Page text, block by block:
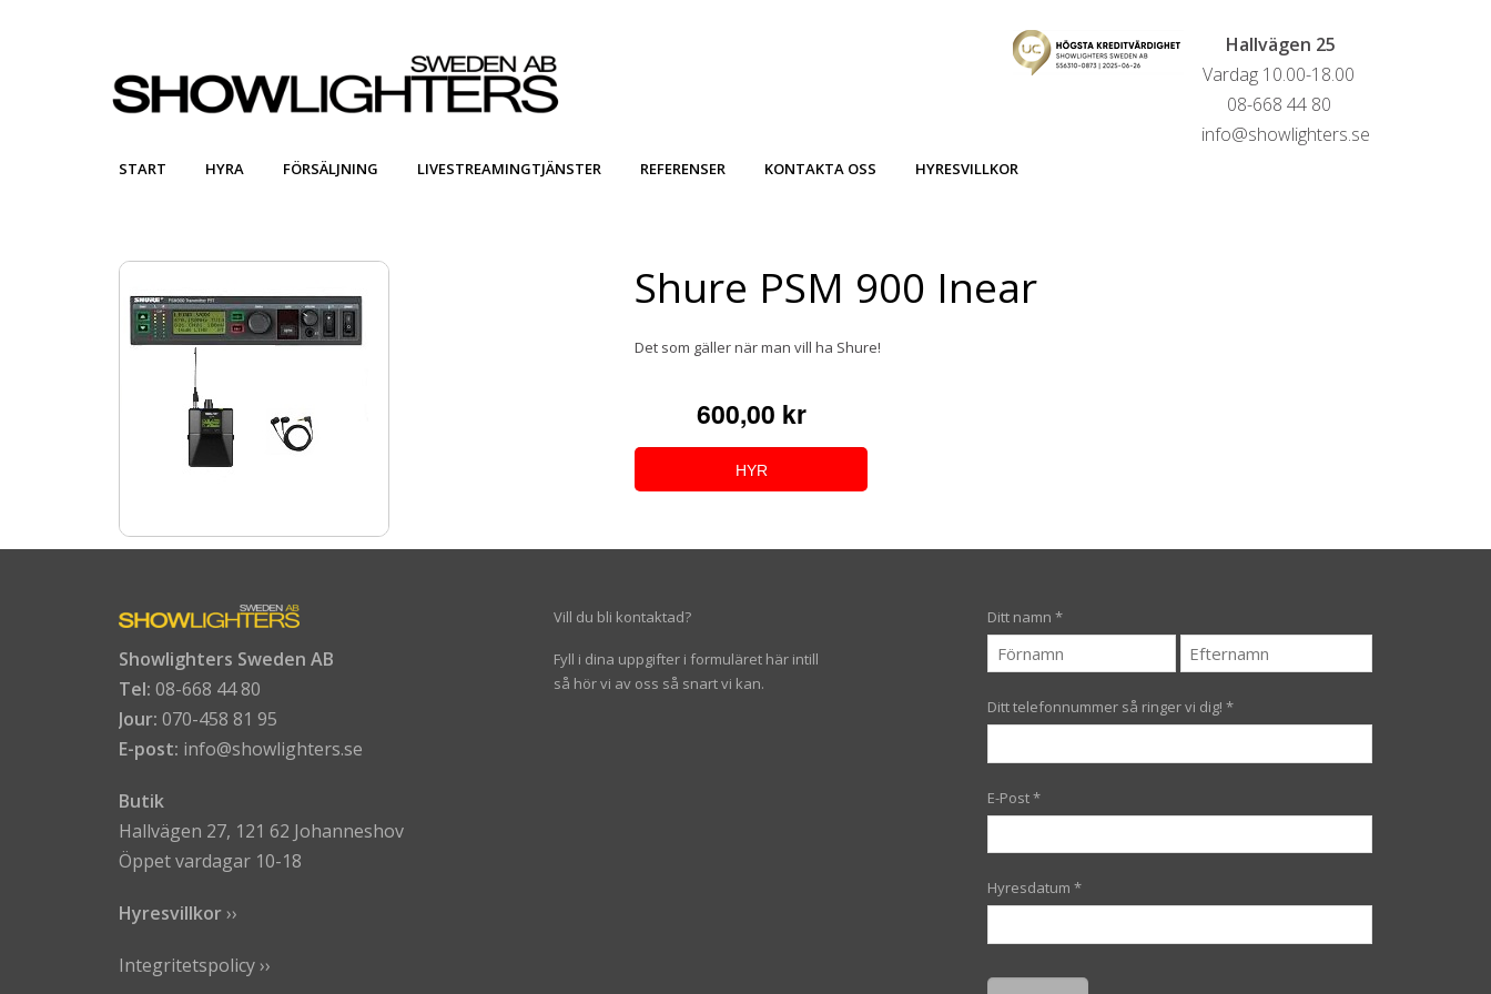
Hallvägen 25
Vardag 10.00-18.00
08-668 44 80
info@showlighters.se
START HYRA FÖRSÄLJNING LIVESTREAMINGTJÄNSTER REFERENSER KONTAKTA OSS HYRESVILLKOR
Shure PSM 900 Inear
Det som gäller när man vill ha Shure!
600,00 kr
HYR
Showlighters Sweden AB
Tel: 08-668 44 80
Jour: 070-458 81 95
E-post: info@showlighters.se
Butik
Hallvägen 27, 121 62 Johanneshov
Öppet vardagar 10-18
Hyresvillkor››
Integritetspolicy ››
Vill du bli kontaktad?
Fyll i dina uppgifter i formuläret här intill
så hör vi av oss så snart vi kan.
Ditt namn*
Ditt telefonnummer så ringer vi dig!*
E-Post*
Hyresdatum*